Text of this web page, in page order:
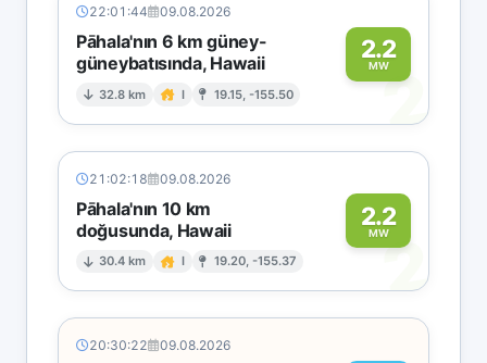
22:01:44 09.08.2026
Pāhala'nın 6 km güney-
güneybatısında, Hawaii
32.8 km I 19.15, -155.50
2.2
MW
2
21:02:18 09.08.2026
Pāhala'nın 10 km
doğusunda, Hawaii
30.4 km I 19.20, -155.37
2.2
MW2
20:30:22 09.08.2026